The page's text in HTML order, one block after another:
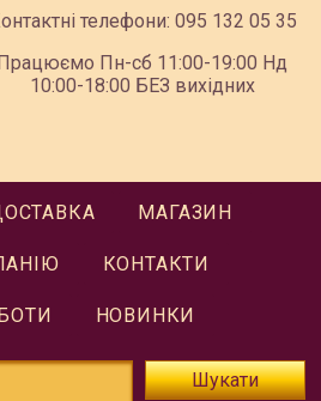
телефони: 095 132 05 35
Пн-сб 11:00-19:00 Нд
10:00-18:00 БЕЗ вихідних
МАГАЗИН
КОНТАКТИ
НОВИНКИ
Шукати